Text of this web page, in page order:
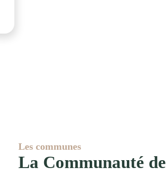
Les communes
La Communauté de